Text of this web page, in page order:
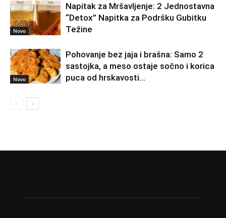
Novo
Napitak za Mršavljenje: 2 Jednostavna
“Detox” Napitka za Podršku Gubitku
Težine
Novo
Pohovanje bez jaja i brašna: Samo 2
sastojka, a meso ostaje sočno i korica
puca od hrskavosti…